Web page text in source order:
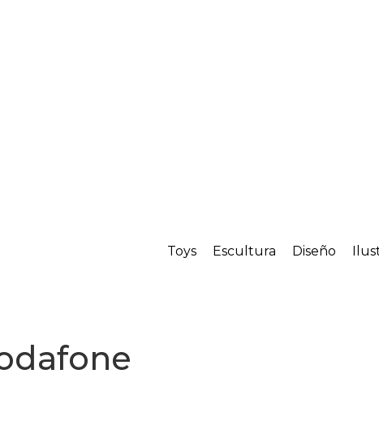
Toys Escultura Diseño